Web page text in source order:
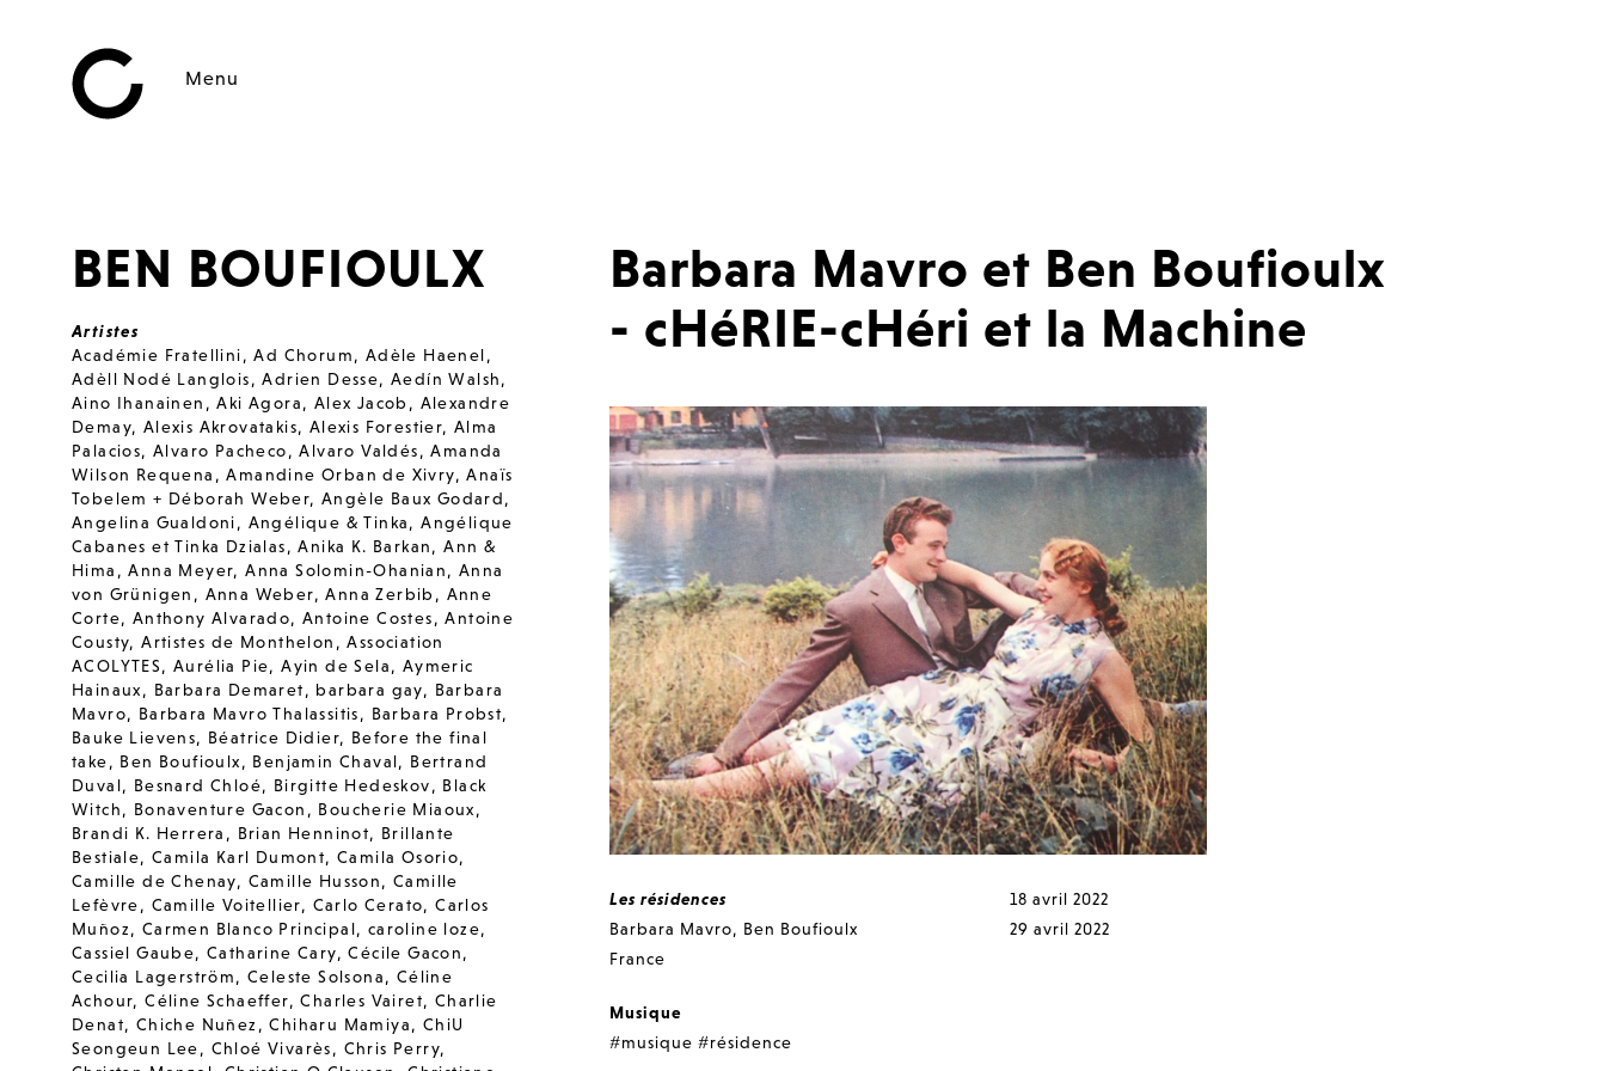
Menu
BEN BOUFIOULX
Artistes
Académie Fratellini,Ad Chorum, Adèle Haenel,
Adèll Nodé Langlois,Adrien Desse,Aedín Walsh,
Aino Ihanainen ,Aki Agora, Alex Jacob , Alexandre
Demay, Alexis Akrovatakis, Alexis Forestier,Alma
Palacios,Alvaro Pacheco,Alvaro Valdés,Amanda
Wilson Requena ,Amandine Orban de Xivry,Anaïs
Tobelem + Déborah Weber,Angèle Baux Godard,
Angelina Gualdoni, Angélique & Tinka,Angélique
Cabanes et Tinka Dzialas,Anika K. Barkan,Ann &
Hima ,Anna Meyer,Anna Solomin-Ohanian,Anna
von Grünigen , Anna Weber,Anna Zerbib , Anne
Corte, Anthony Alvarado,Antoine Costes,Antoine
Cousty,Artistes de Monthelon ,Association
ACOLYTES,Aurélia Pie,Ayin de Sela, Aymeric
Hainaux, Barbara Demaret, barbara gay, Barbara
Mavro, Barbara Mavro Thalassitis, Barbara Probst,
Bauke Lievens, Béatrice Didier, Before the final
take, Ben Boufioulx, Benjamin Chaval, Bertrand
Duval, Besnard Chloé, Birgitte Hedeskov, Black
Witch, Bonaventure Gacon , Boucherie Miaoux,
Brandi K. Herrera , Brian Henninot, Brillante
Bestiale,Camila Karl Dumont,Camila Osorio,
Camille de Chenay, Camille Husson,Camille
Lefèvre, Camille Voitellier, Carlo Cerato,Carlos
Muñoz, Carmen Blanco Principal, caroline loze,
Cassiel Gaube,Catharine Cary,Cécile Gacon,
Cecilia Lagerström,Celeste Solsona, Céline
Achour,Céline Schaeffer,Charles Vairet, Charlie
Denat, Chiche Nuñez ,Chiharu Mamiya, ChiU
Seongeun Lee, Chloé Vivarès, Chris Perry,
Barbara Mavro et Ben Boufioulx
- cHéRIE-cHéri et la Machine
Les résidences
Barbara Mavro, Ben Boufioulx
France
Musique
#musique #résidence
18 avril 2022
29 avril 2022